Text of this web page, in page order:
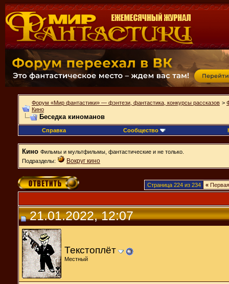
Форум «Мир фантастики» — фэнтези, фантастика, конкурсы рассказов >
Кино
Беседка киноманов
Справка Сообщество
Кино Фильмы и мультфильмы, фантастические и не только.
Подразделы:
Вокруг кино
Страница 224 из 234 « Первая
21.01.2022, 12:07
Текстоплёт
Местный